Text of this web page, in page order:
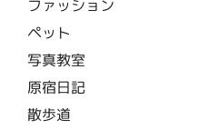
ファッション
ペット
写真教室
原宿日記
散歩道